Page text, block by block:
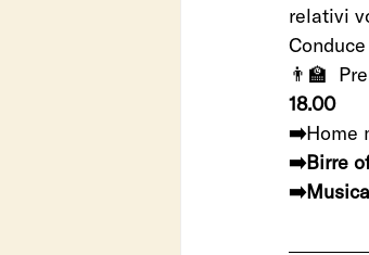
relativi
👨‍🏫
18.00
➡️Home
➡️Birre
➡️Musica